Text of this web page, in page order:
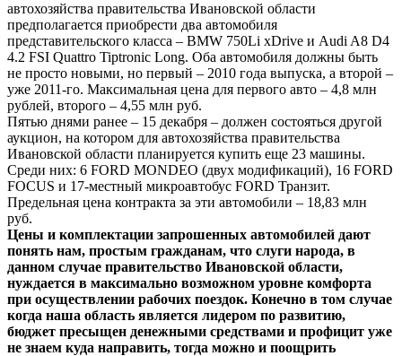
автохозяйства правительства Ивановской области
предполагается приобрести два автомобиля
представительского класса – BMW 750Li xDrive и Audi A8 D4
4.2 FSI Quattro Tiptronic Long. Оба автомобиля должны быть
не просто новыми, но первый – 2010 года выпуска, а второй –
уже 2011-го. Максимальная цена для первого авто – 4,8 млн
рублей, второго – 4,55 млн руб.
Пятью днями ранее – 15 декабря – должен состояться другой
аукцион, на котором для автохозяйства правительства
Ивановской области планируется купить еще 23 машины.
Среди них: 6 FORD MONDEO (двух модификаций), 16 FORD
FOCUS и 17-местный микроавтобус FORD Транзит.
Предельная цена контракта за эти автомобили – 18,83 млн
руб.
Цены и комплектации запрошенных автомобилей дают
понять нам, простым гражданам, что слуги народа, в
данном случае правительство Ивановской области,
нуждается в максимально возможном уровне комфорта
при осуществлении рабочих поездок. Конечно в том случае
когда наша область является лидером по развитию,
бюджет пресыщен денежными средствами и профицит уже
не знаем куда направить, тогда можно и поощрить